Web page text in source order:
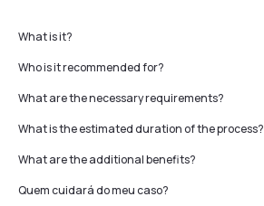
What is it?
Who is it recommended for?
What are the necessary requirements?
What is the estimated duration of the process?
What are the additional benefits?
Quem cuidará do meu caso?